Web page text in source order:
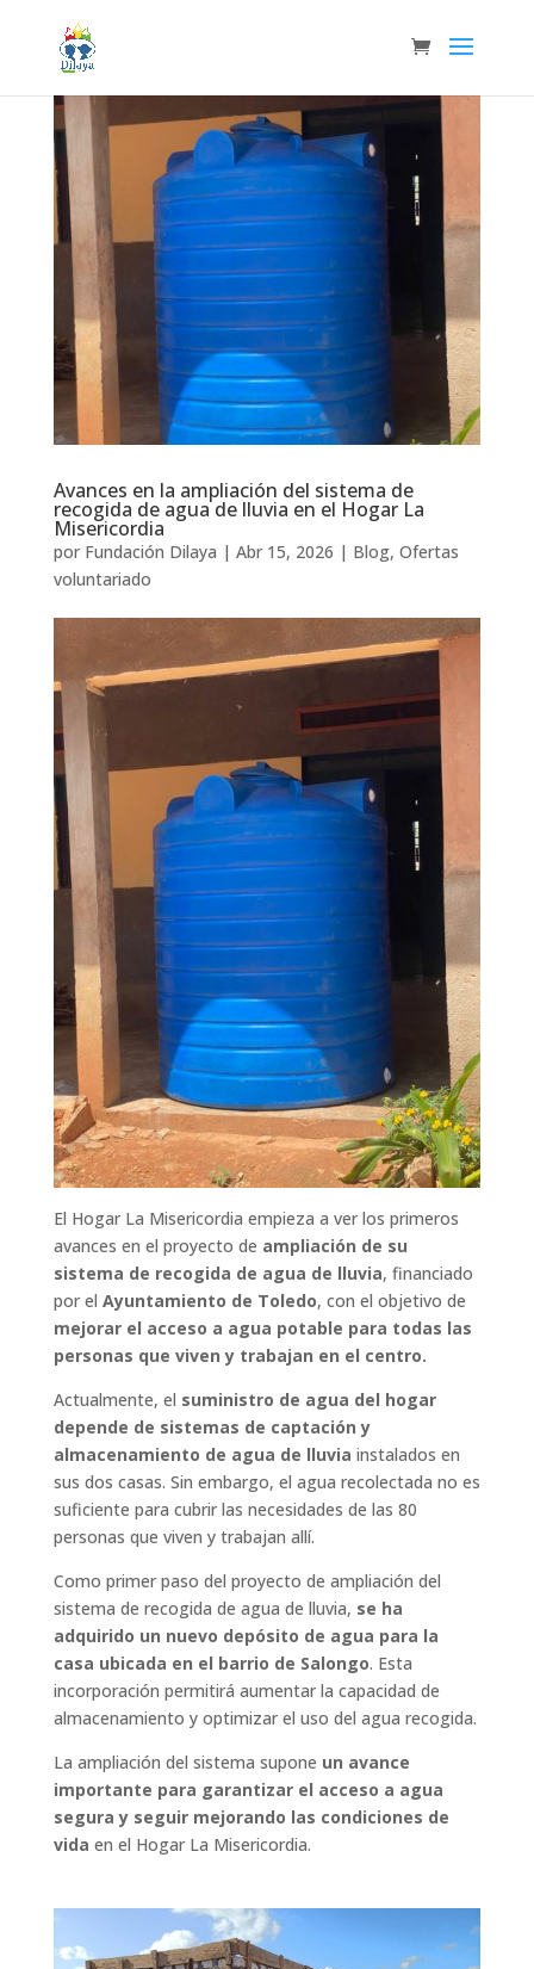
Avances en la ampliación del sistema de
recogida de agua de lluvia en el Hogar La
Misericordia
por Fundación Dilaya | Abr 15, 2026 | Blog, Ofertas
voluntariado
El Hogar La Misericordia empieza a ver los primeros
avances en el proyecto de ampliación de su
sistema de recogida de agua de lluvia, financiado
por el Ayuntamiento de Toledo, con el objetivo de
mejorar el acceso a agua potable para todas las
personas que viven y trabajan en el centro.
Actualmente, el suministro de agua del hogar
depende de sistemas de captación y
almacenamiento de agua de lluvia instalados en
sus dos casas. Sin embargo, el agua recolectada no es
suficiente para cubrir las necesidades de las 80
personas que viven y trabajan allí.
Como primer paso del proyecto de ampliación del
sistema de recogida de agua de lluvia, se ha
adquirido un nuevo depósito de agua para la
casa ubicada en el barrio de Salongo. Esta
incorporación permitirá aumentar la capacidad de
almacenamiento y optimizar el uso del agua recogida.
La ampliación del sistema supone un avance
importante para garantizar el acceso a agua
segura y seguir mejorando las condiciones de
vida en el Hogar La Misericordia.